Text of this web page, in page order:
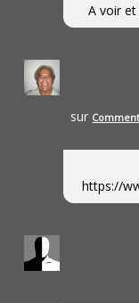
A voir
sur
https://